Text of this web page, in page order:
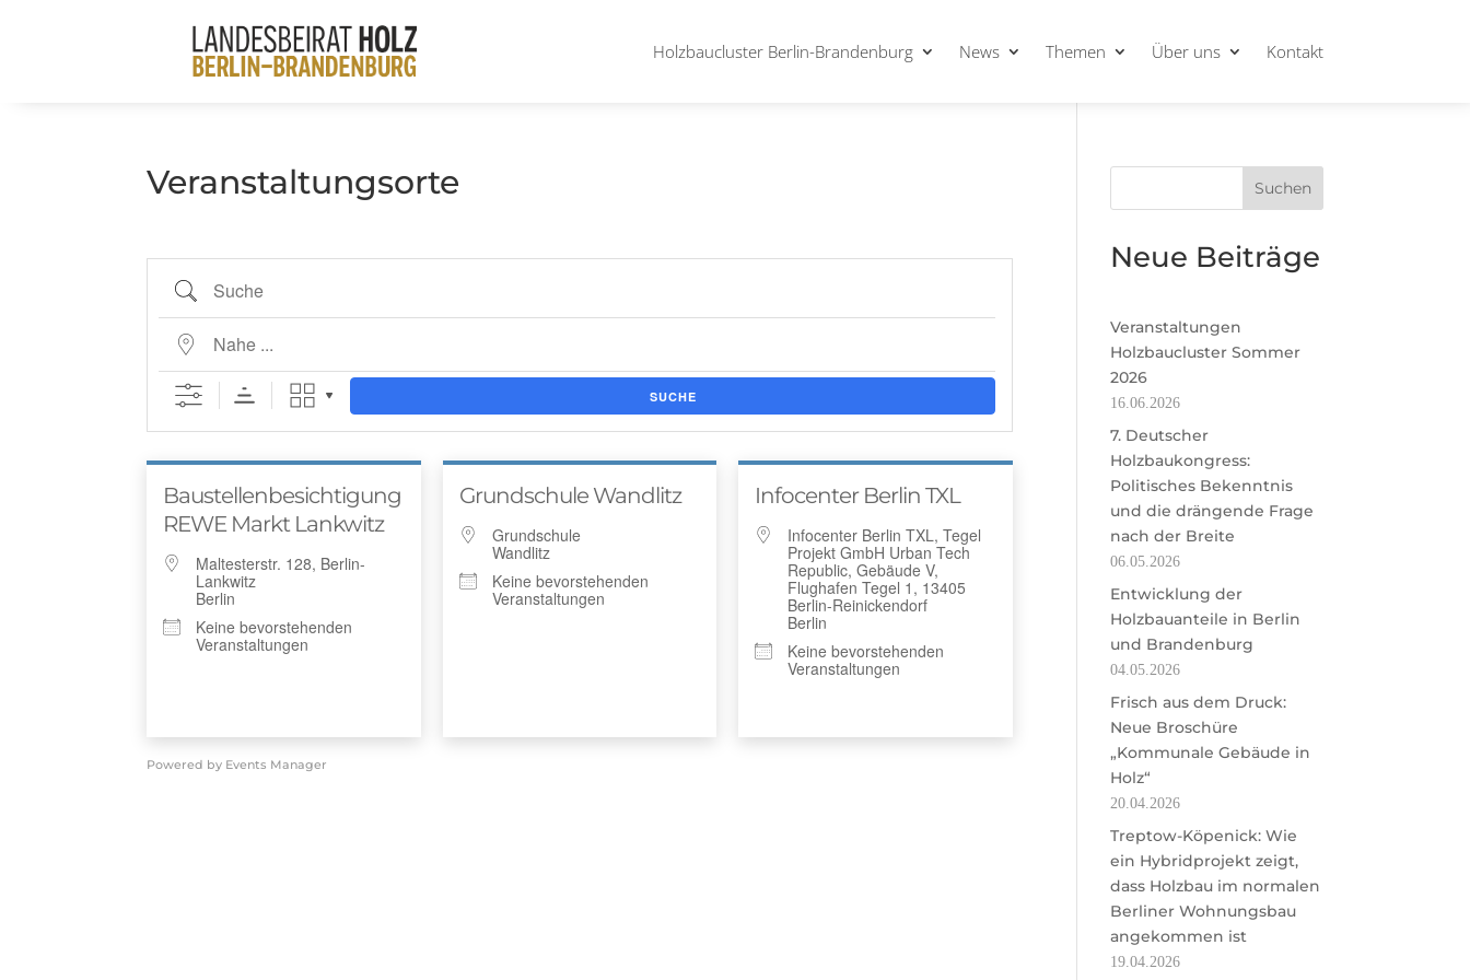
Holzbaucluster Berlin-Brandenburg News Themen Über uns Kontakt
Veranstaltungsorte
Suche
Nahe ...
SUCHE
Land
Baustellenbesichtigung
REWE Markt Lankwitz
Maltesterstr. 128, Berlin-
Lankwitz
Berlin
Keine bevorstehenden
Veranstaltungen
Grundschule Wandlitz
Grundschule
Wandlitz
Keine bevorstehenden
Veranstaltungen
Infocenter Berlin TXL
Infocenter Berlin TXL, Tegel
Projekt GmbH Urban Tech
Republic, Gebäude V,
Flughafen Tegel 1, 13405
Berlin-Reinickendorf
Berlin
Keine bevorstehenden
Veranstaltungen
Powered by Events Manager
Suchen
Neue Beiträge
Veranstaltungen
Holzbaucluster Sommer
2026
16.06.2026
7. Deutscher
Holzbaukongress:
Politisches Bekenntnis
und die drängende Frage
nach der Breite
06.05.2026
Entwicklung der
Holzbauanteile in Berlin
und Brandenburg
04.05.2026
Frisch aus dem Druck:
Neue Broschüre
„Kommunale Gebäude in
Holz“
20.04.2026
Treptow-Köpenick: Wie
ein Hybridprojekt zeigt,
dass Holzbau im normalen
Berliner Wohnungsbau
angekommen ist
19.04.2026